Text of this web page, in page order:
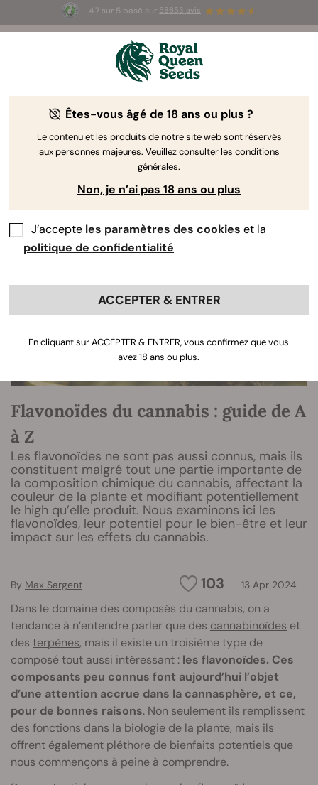
4.7 sur 5 basé sur 58653 avis
1+1 OFFERT -Offre à durée limitée
3d 3h 29m 04s
The RQS Blog
Articles Cannabis Lifestyle
Flavonoïdes du cannabis : guide de A
à Z
Les flavonoïdes ne sont pas aussi connus, mais ils
constituent malgré tout une partie importante de
la composition chimique du cannabis, affectant la
couleur de la plante et modifiant potentiellement
le high qu’elle produit. Nous examinons ici les
flavonoïdes, leur potentiel pour le bien-être et leur
impact sur les effets du cannabis.
103 13 Apr 2024
By Max Sargent
Dans le domaine des composés du cannabis, on a
tendance à n’entendre parler que des cannabinoïdes et
des terpènes, mais il existe un troisième type de
composé tout aussi intéressant : les flavonoïdes. Ces
composants peu connus font aujourd’hui l’objet
d’une attention accrue dans la cannasphère, et ce,
pour de bonnes raisons. Non seulement ils remplissent
des fonctions dans la biologie de la plante, mais ils
offrent également pléthore de bienfaits potentiels que
nous commençons à peine à comprendre.
Êtes-vous âgé de 18 ans ou plus ?
Le contenu et les produits de notre site web sont réservés
aux personnes majeures. Veuillez consulter les conditions
générales.
Non, je n’ai pas 18 ans ou plus
J’accepte les paramètres des cookies et la
politique de confidentialité
ACCEPTER & ENTRER
En cliquant sur ACCEPTER & ENTRER, vous confirmez que vous
avez 18 ans ou plus.